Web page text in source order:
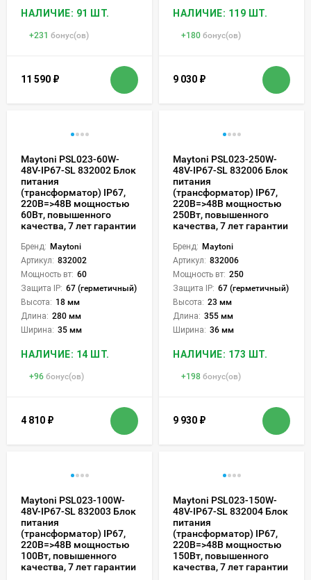
НАЛИЧИЕ: 91 ШТ.
+231 бонус(ов)
11 590 ₽
НАЛИЧИЕ: 119 ШТ.
+180 бонус(ов)
9 030 ₽
Maytoni PSL023-60W-
48V-IP67-SL 832002 Блок
питания
(трансформатор) IP67,
220В=>48В мощностью
60Вт, повышенного
качества, 7 лет гарантии
Бренд: Maytoni
Артикул: 832002
Мощность вт: 60
Защита IP: 67 (герметичный)
Высота: 18 мм
Длина: 280 мм
Ширина: 35 мм
НАЛИЧИЕ: 14 ШТ.
+96 бонус(ов)
4 810 ₽
Maytoni PSL023-250W-
48V-IP67-SL 832006 Блок
питания
(трансформатор) IP67,
220В=>48В мощностью
250Вт, повышенного
качества, 7 лет гарантии
Бренд: Maytoni
Артикул: 832006
Мощность вт: 250
Защита IP: 67 (герметичный)
Высота: 23 мм
Длина: 355 мм
Ширина: 36 мм
НАЛИЧИЕ: 173 ШТ.
+198 бонус(ов)
9 930 ₽
Maytoni PSL023-100W-
48V-IP67-SL 832003 Блок
питания
(трансформатор) IP67,
220В=>48В мощностью
100Вт, повышенного
качества, 7 лет гарантии
Maytoni PSL023-150W-
48V-IP67-SL 832004 Блок
питания
(трансформатор) IP67,
220В=>48В мощностью
150Вт, повышенного
качества, 7 лет гарантии